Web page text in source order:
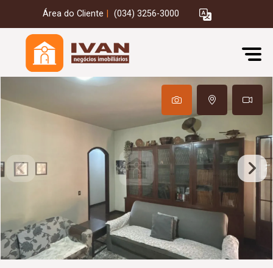
Área do Cliente (034) 3256-3000